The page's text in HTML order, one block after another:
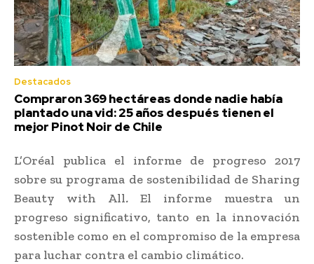
Destacados
Compraron 369 hectáreas donde nadie había
plantado una vid: 25 años después tienen el
mejor Pinot Noir de Chile
L’Oréal publica el informe de progreso 2017
sobre su programa de sostenibilidad de Sharing
Beauty with All.El informe muestra un
progreso significativo, tanto en la innovación
sostenible como en el compromiso de la empresa
para luchar contra el cambio climático.